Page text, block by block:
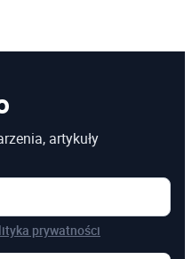
artykuły
prywatności